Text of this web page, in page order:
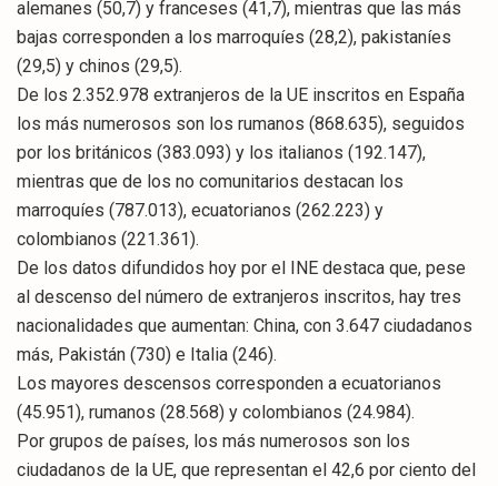
alemanes (50,7) y franceses (41,7), mientras que las más
bajas corresponden a los marroquíes (28,2), pakistaníes
(29,5) y chinos (29,5).
De los 2.352.978 extranjeros de la UE inscritos en España
los más numerosos son los rumanos (868.635), seguidos
por los británicos (383.093) y los italianos (192.147),
mientras que de los no comunitarios destacan los
marroquíes (787.013), ecuatorianos (262.223) y
colombianos (221.361).
De los datos difundidos hoy por el INE destaca que, pese
al descenso del número de extranjeros inscritos, hay tres
nacionalidades que aumentan: China, con 3.647 ciudadanos
más, Pakistán (730) e Italia (246).
Los mayores descensos corresponden a ecuatorianos
(45.951), rumanos (28.568) y colombianos (24.984).
Por grupos de países, los más numerosos son los
ciudadanos de la UE, que representan el 42,6 por ciento del